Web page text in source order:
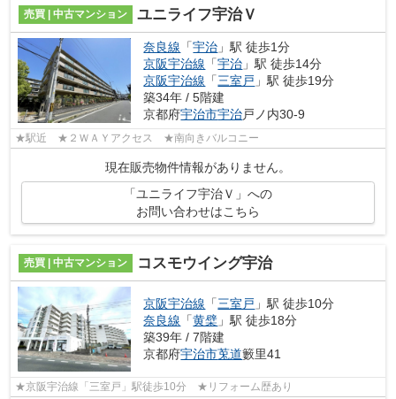
売買 | 中古マンション ユニライフ宇治Ｖ
奈良線 「宇治 」駅 徒歩1分
京阪宇治線 「宇治 」駅 徒歩14分
京阪宇治線 「三室戸 」駅 徒歩19分
築34年 / 5階建
京都府宇治市宇治戸ノ内30-9
★駅近 ★２ＷＡＹアクセス ★南向きバルコニー
現在販売物件情報がありません。
「ユニライフ宇治Ｖ」への
お問い合わせはこちら
売買 | 中古マンション コスモウイング宇治
京阪宇治線 「三室戸 」駅 徒歩10分
奈良線 「黄檗 」駅 徒歩18分
築39年 / 7階建
京都府宇治市莵道籔里41
★京阪宇治線「三室戸」駅徒歩10分 ★リフォーム歴あり